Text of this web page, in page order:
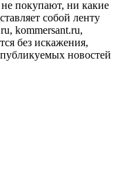
покупают, ни какие
собой ленту
kommersant.ru,
без искажения,
публикуемых новостей